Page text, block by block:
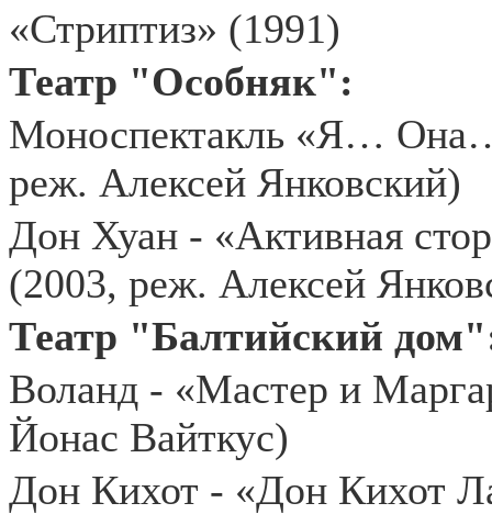
«Стриптиз» (1991)
Театр "Особняк":
Моноспектакль «Я…
реж. Алексей Янковский)
Дон Хуан - «Активная
(2003, реж. Алексей
Театр "Балтийский
Воланд - «Мастер и
Йонас Вайткус)
Дон Кихот - «Дон Кихот